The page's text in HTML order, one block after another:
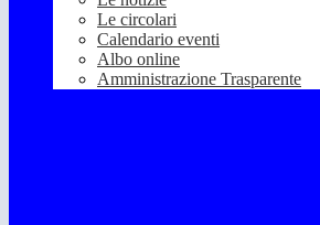
Le circolari
Calendario eventi
Albo online
Amministrazione Trasparente